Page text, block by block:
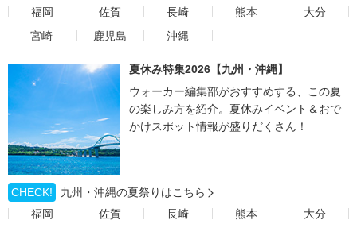
福岡
佐賀 長崎 熊本
大分
宮崎
鹿児島 沖縄
夏休み特集2026【九州・沖縄】
ウォーカー編集部がおすすめする、この夏
の楽しみ方を紹介。夏休みイベント＆おで
かけスポット情報が盛りだくさん！
CHECK!
九州・沖縄の夏祭りはこちら
福岡
佐賀 長崎 熊本
大分